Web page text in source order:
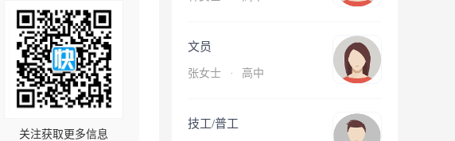
关注获取更多信息
文员
张女士 · 高中
技工/普工